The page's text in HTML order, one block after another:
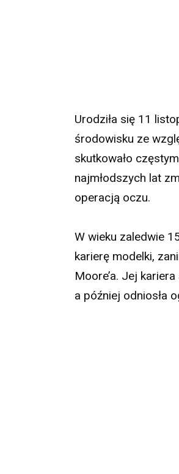
Urodziła się 11
środowisku ze
skutkowało
najmłodszych lat
operacją oczu.
W wieku zaledwie
karierę modelki,
Moore’a. Jej
a później odniosła